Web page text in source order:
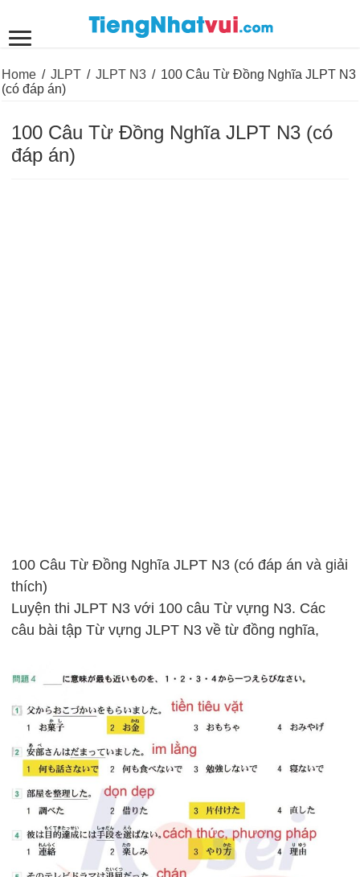
Home / JLPT / JLPT N3 / 100 Câu Từ Đồng Nghĩa JLPT N3
(có đáp án)
100 Câu Từ Đồng Nghĩa JLPT N3 (có
đáp án)
100 Câu Từ Đồng Nghĩa JLPT N3 (có đáp án và giải
thích)
Luyện thi JLPT N3 với 100 câu Từ vựng N3. Các
câu bài tập Từ vựng JLPT N3 về từ đồng nghĩa,